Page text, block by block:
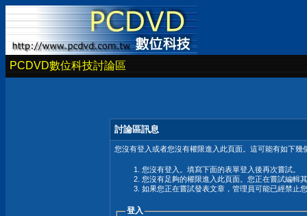
PCDVD數位科技討論區
討論區訊息
您沒有登入或者您沒有權限進入此頁面。這可能有如下幾
您沒有登入。填寫下面的表單登入後再次嘗試。
您沒有足夠的權限進入此頁面。您正在嘗試編輯
如果您正在嘗試發表文章，管理員可能已經禁止
登入